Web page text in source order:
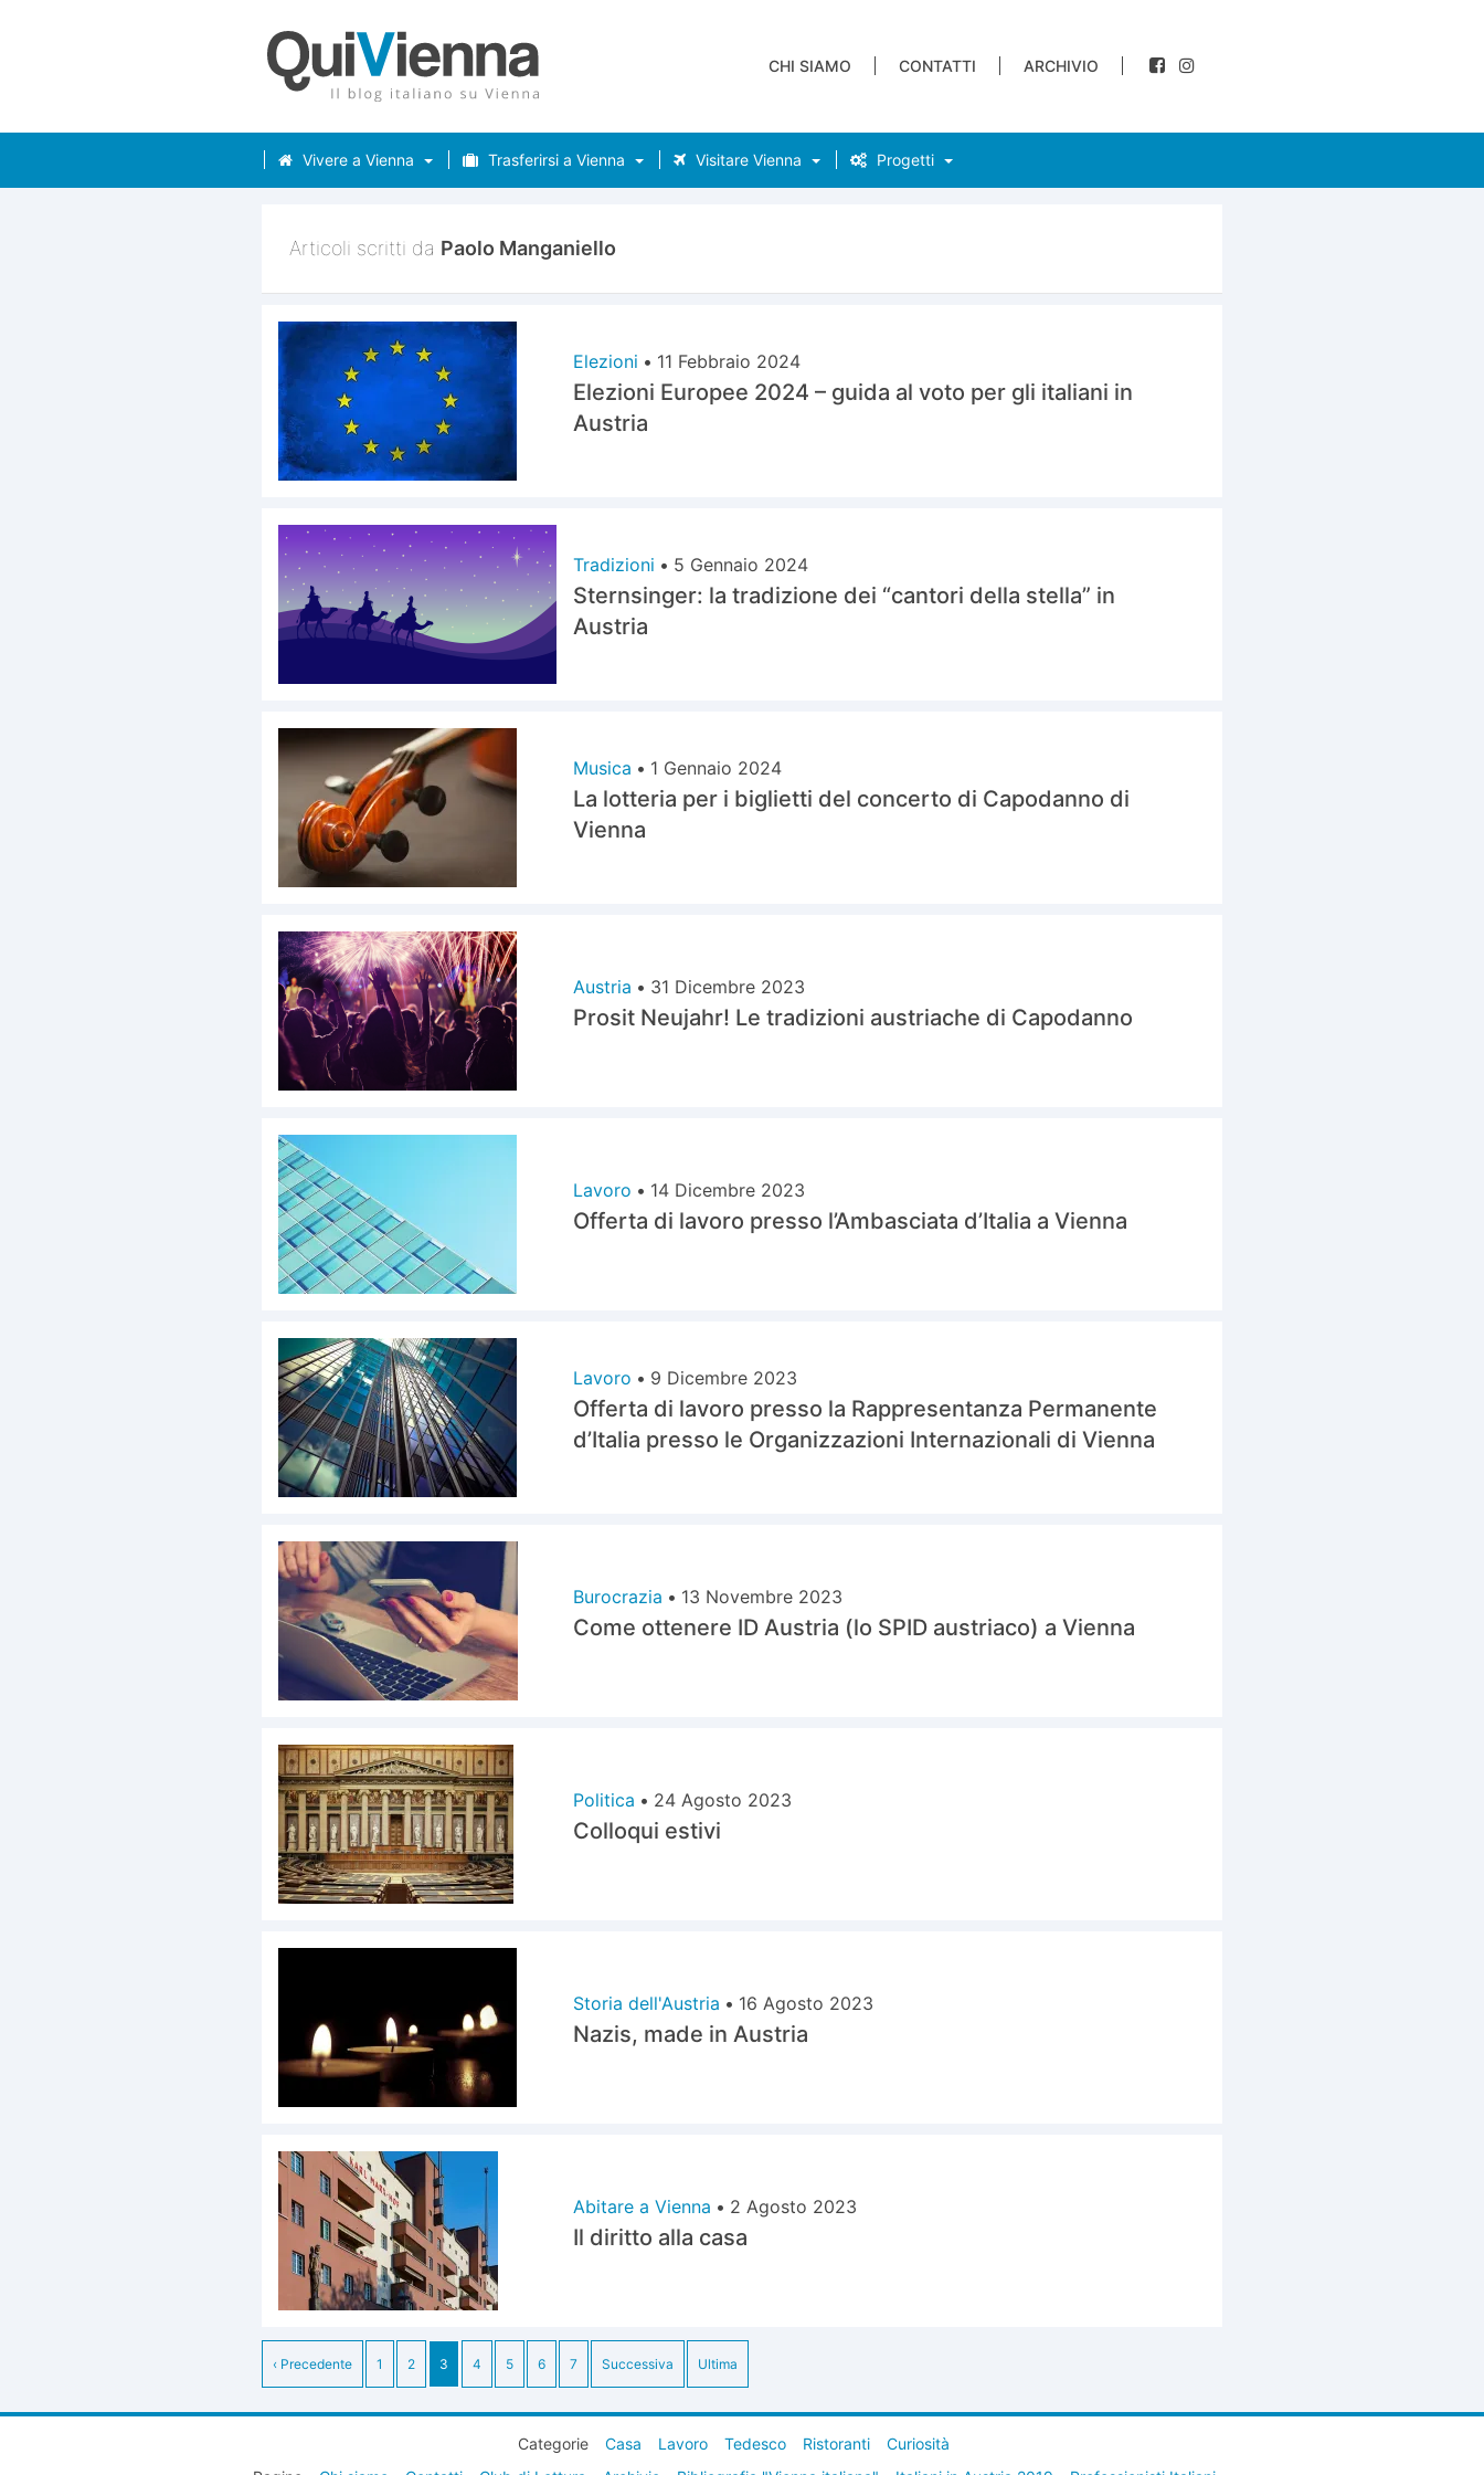
CHI SIAMO CONTATTI ARCHIVIO
Vivere a Vienna Trasferirsi a Vienna Visitare Vienna Progetti
Articoli scritti da Paolo Manganiello
Elezioni • 11 Febbraio 2024
Elezioni Europee 2024 – guida al voto per gli italiani in
Austria
Tradizioni • 5 Gennaio 2024
Sternsinger: la tradizione dei “cantori della stella” in
Austria
Musica • 1 Gennaio 2024
La lotteria per i biglietti del concerto di Capodanno di
Vienna
Austria • 31 Dicembre 2023
Prosit Neujahr! Le tradizioni austriache di Capodanno
Lavoro • 14 Dicembre 2023
Offerta di lavoro presso l’Ambasciata d’Italia a Vienna
Lavoro • 9 Dicembre 2023
Offerta di lavoro presso la Rappresentanza Permanente
d’Italia presso le Organizzazioni Internazionali di Vienna
Burocrazia • 13 Novembre 2023
Come ottenere ID Austria (lo SPID austriaco) a Vienna
Politica • 24 Agosto 2023
Colloqui estivi
Storia dell'Austria • 16 Agosto 2023
Nazis, made in Austria
Abitare a Vienna • 2 Agosto 2023
Il diritto alla casa
‹ Precedente 1 2 3 4 5 6 7 Successiva Ultima
Categorie Casa Lavoro Tedesco Ristoranti
Curiosità